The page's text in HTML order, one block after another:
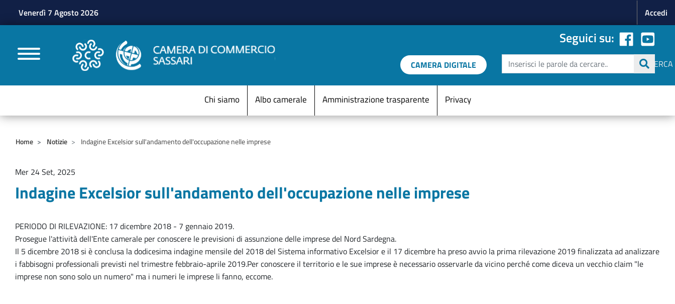
Venerdì 7 Agosto 2026 Accedi
CAMERE DI COMMERCIO D'ITALIA
Seguici su:
CAMERA DIGITALE Cerca
CERCA
Menu Statico
Chi siamo Albo camerale Amministrazione trasparente Privacy
Home Notizie Indagine Excelsior sull'andamento dell'occupazione nelle imprese
Mer 24 Set, 2025
Indagine Excelsior sull'andamento dell'occupazione nelle imprese
PERIODO DI RILEVAZIONE: 17 dicembre 2018 - 7 gennaio 2019.
Prosegue l'attività dell'Ente camerale per conoscere le previsioni di assunzione delle imprese del Nord Sardegna.
Il 5 dicembre 2018 si è conclusa la dodicesima indagine mensile del 2018 del Sistema informativo Excelsior e il 17 dicembre ha preso avvio la prima rilevazione 2019 finalizzata ad analizzare
i fabbisogni professionali previsti nel trimestre febbraio-aprile 2019.Per conoscere il territorio e le sue imprese è necessario osservarle da vicino perché come diceva un vecchio claim "le
imprese non sono solo un numero" ma i numeri le imprese li fanno, eccome.